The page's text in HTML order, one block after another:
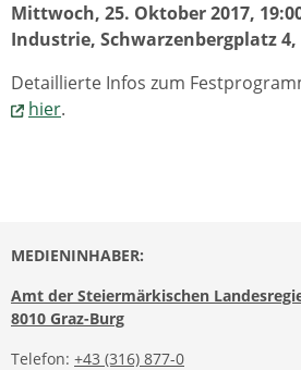
Mittwoch, 25. Oktober 2017,
Industrie, Schwarzenbergplatz 4,
Detaillierte Infos zum
hier.
MEDIENINHABER:
Amt der Steiermärkischen
8010 Graz-Burg
Telefon: +43 (316) 877-0